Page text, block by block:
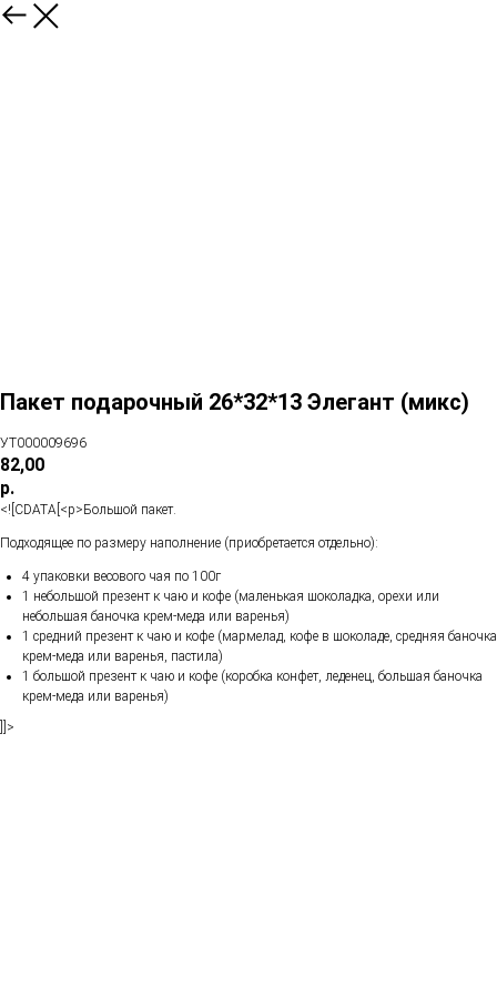
Пакет подарочный 26*32*13 Элегант (микс)
УТ000009696
82,00
р.
<![CDATA[<p>Большой пакет.
Подходящее по размеру наполнение (приобретается отдельно):
4 упаковки весового чая по 100г
1 небольшой презент к чаю и кофе (маленькая шоколадка, орехи или
небольшая баночка крем-меда или варенья)
1 средний презент к чаю и кофе (мармелад, кофе в шоколаде, средняя баночка
крем-меда или варенья, пастила)
1 большой презент к чаю и кофе (коробка конфет, леденец, большая баночка
крем-меда или варенья)
]]>